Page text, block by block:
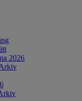
2026